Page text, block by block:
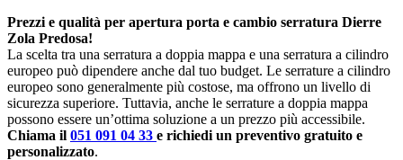
Prezzi e qualità per apertura porta e cambio serratura Dierre
Zola Predosa!
La scelta tra una serratura a doppia mappa e una serratura a cilindro
europeo può dipendere anche dal tuo budget. Le serrature a cilindro
europeo sono generalmente più costose, ma offrono un livello di
sicurezza superiore. Tuttavia, anche le serrature a doppia mappa
possono essere un’ottima soluzione a un prezzo più accessibile.
Chiama il 051 091 04 33 e richiedi un preventivo gratuito e
personalizzato.